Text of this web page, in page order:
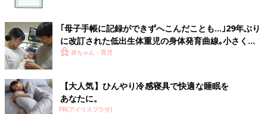
｢母子手帳に記録ができずへこんだことも…｣29年ぶり
に改訂された低出生体重児の身体発育曲線｡小さく生
まれた赤ちゃんの成長の目安に【専門医】
赤ちゃん・育児
【大人気】ひんやり冷感寝具で快適な睡眠を
あなたに。
PR(アイリスプラザ)